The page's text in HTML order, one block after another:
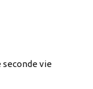
vie